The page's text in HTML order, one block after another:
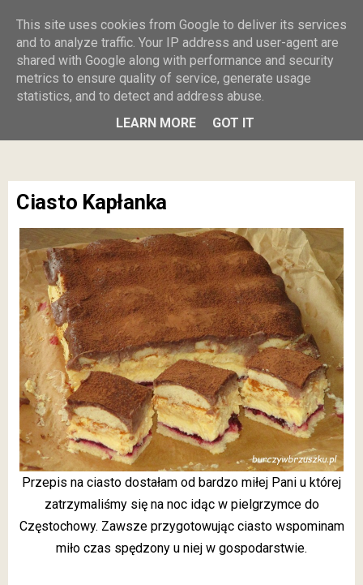
Burczy w
brzuszku
Ciasto Kapłanka
Przepis na ciasto dostałam od bardzo miłej Pani u której
zatrzymaliśmy się na noc idąc w pielgrzymce do
Częstochowy. Zawsze przygotowując ciasto wspominam
miło czas spędzony u niej w gospodarstwie.
This site uses cookies from Google to deliver its services
and to analyze traffic. Your IP address and user-agent are
shared with Google along with performance and security
metrics to ensure quality of service, generate usage
statistics, and to detect and address abuse.
LEARN MORE
GOT IT